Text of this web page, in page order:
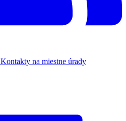
Kontakty na miestne úrady